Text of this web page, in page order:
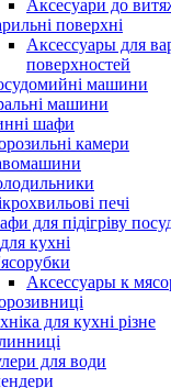
Аксесуари до
поверхні
Аксессуары для
поверхностей
машини
машини
шафи
камери
печі
для підігріву
кухні
Аксессуары к
для кухні різне
для води